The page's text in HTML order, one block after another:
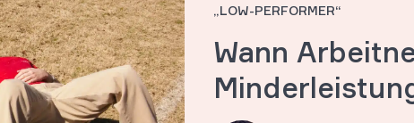
„LOW-PERFORMER“
Wann